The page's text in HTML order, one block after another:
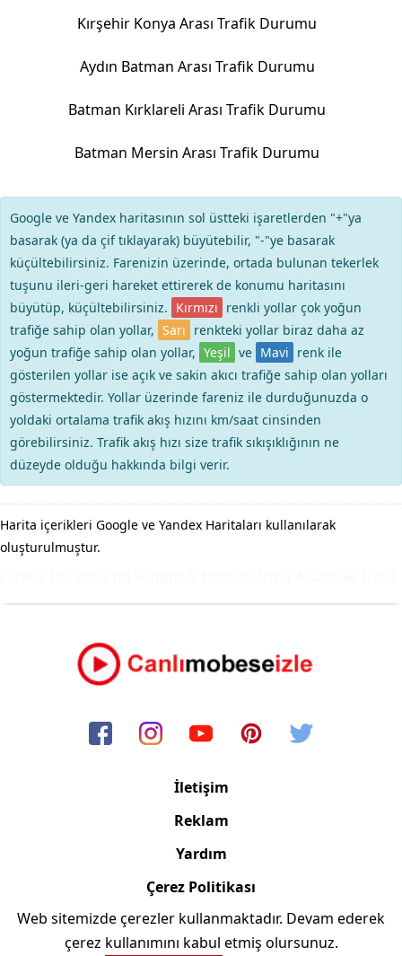
Kırşehir Konya Arası Trafik Durumu
Aydın Batman Arası Trafik Durumu
Batman Kırklareli Arası Trafik Durumu
Batman Mersin Arası Trafik Durumu
Google ve Yandex haritasının sol üstteki işaretlerden "+"ya
basarak (ya da çif tıklayarak) büyütebilir, "-"ye basarak
küçültebilirsiniz. Farenizin üzerinde, ortada bulunan tekerlek
tuşunu ileri-geri hareket ettirerek de konumu haritasını
büyütüp, küçültebilirsiniz. Kırmızı renkli yollar çok yoğun
trafiğe sahip olan yollar, Sarı renkteki yollar biraz daha az
yoğun trafiğe sahip olan yollar, Yeşil ve Mavi renk ile
gösterilen yollar ise açık ve sakin akıcı trafiğe sahip olan yolları
göstermektedir. Yollar üzerinde fareniz ile durduğunuzda o
yoldaki ortalama trafik akış hızını km/saat cinsinden
görebilirsiniz. Trafik akış hızı size trafik sıkışıklığının ne
düzeyde olduğu hakkında bilgi verir.
Harita içerikleri Google ve Yandex Haritaları kullanılarak
oluşturulmuştur.
İletişim
Reklam
Yardım
Çerez Politikası
Copyright © 2006/2024 Canlimobeseizle.com
Web sitemizde çerezler kullanmaktadır. Devam ederek
çerez kullanımını kabul etmiş olursunuz.